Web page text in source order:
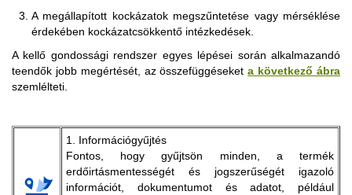
A megállapított kockázatok megszűntetése vagy mérséklése
érdekében kockázatcsökkentő intézkedések.
A kellő gondossági rendszer egyes lépései során alkalmazandó
teendők jobb megértését, az összefüggéseketa következő ábra
szemlélteti.
1. Információgyűjtés
Fontos, hogy gyűjtsön minden, a termék
erdőirtásmentességét és jogszerűségét igazoló
információt, dokumentumot és adatot, például